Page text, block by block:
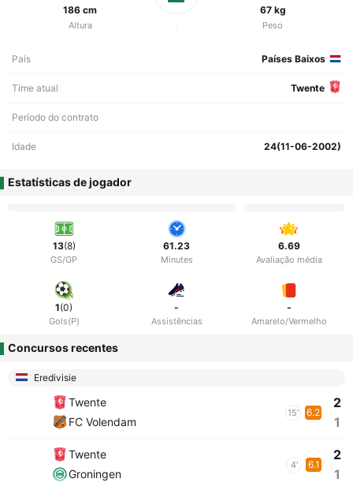
186 cm
Altura
67 kg
Peso
País Países Baixos
Time atual Twente
Período do contrato
Idade 24(11-06-2002)
Estatísticas de jogador
13(8)
GS/GP
61.23
Minutes
6.69
Avaliação média
1(0)
Gols(P)
-
Assistências
-
Amarelo/Vermelho
Concursos recentes
Eredivisie
Twente
FC Volendam
15' 6.2
2
1
Twente
Groningen
4' 6.1
2
1